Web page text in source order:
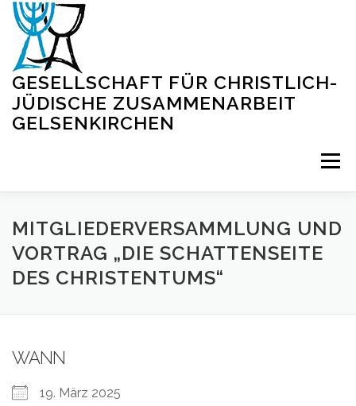
Zum
Inhalt
springen
GESELLSCHAFT FÜR CHRISTLICH-
JÜDISCHE ZUSAMMENARBEIT
GELSENKIRCHEN
Menü
STARTSEITE BLOG VERANSTALTUNGEN
VIRTUELLE SYNAGOGE INFORMATIONEN
MITGLIEDERVERSAMMLUNG UND
VORTRAG „DIE SCHATTENSEITE
DES CHRISTENTUMS“
WANN
19. März 2025